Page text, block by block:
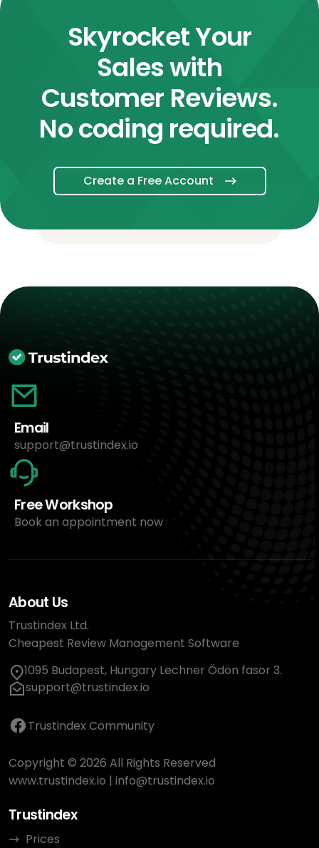
Skyrocket Your
Sales with
Customer Reviews.
No coding required.
Create a Free Account
Email
support@trustindex.io
Free Workshop
Book an appointment now
About Us
Trustindex Ltd.
Cheapest Review Management Software
1095 Budapest, Hungary Lechner Ödön fasor 3.
support@trustindex.io
Trustindex Community
Copyright © 2026 All Rights Reserved
www.trustindex.io | info@trustindex.io
Trustindex
Prices